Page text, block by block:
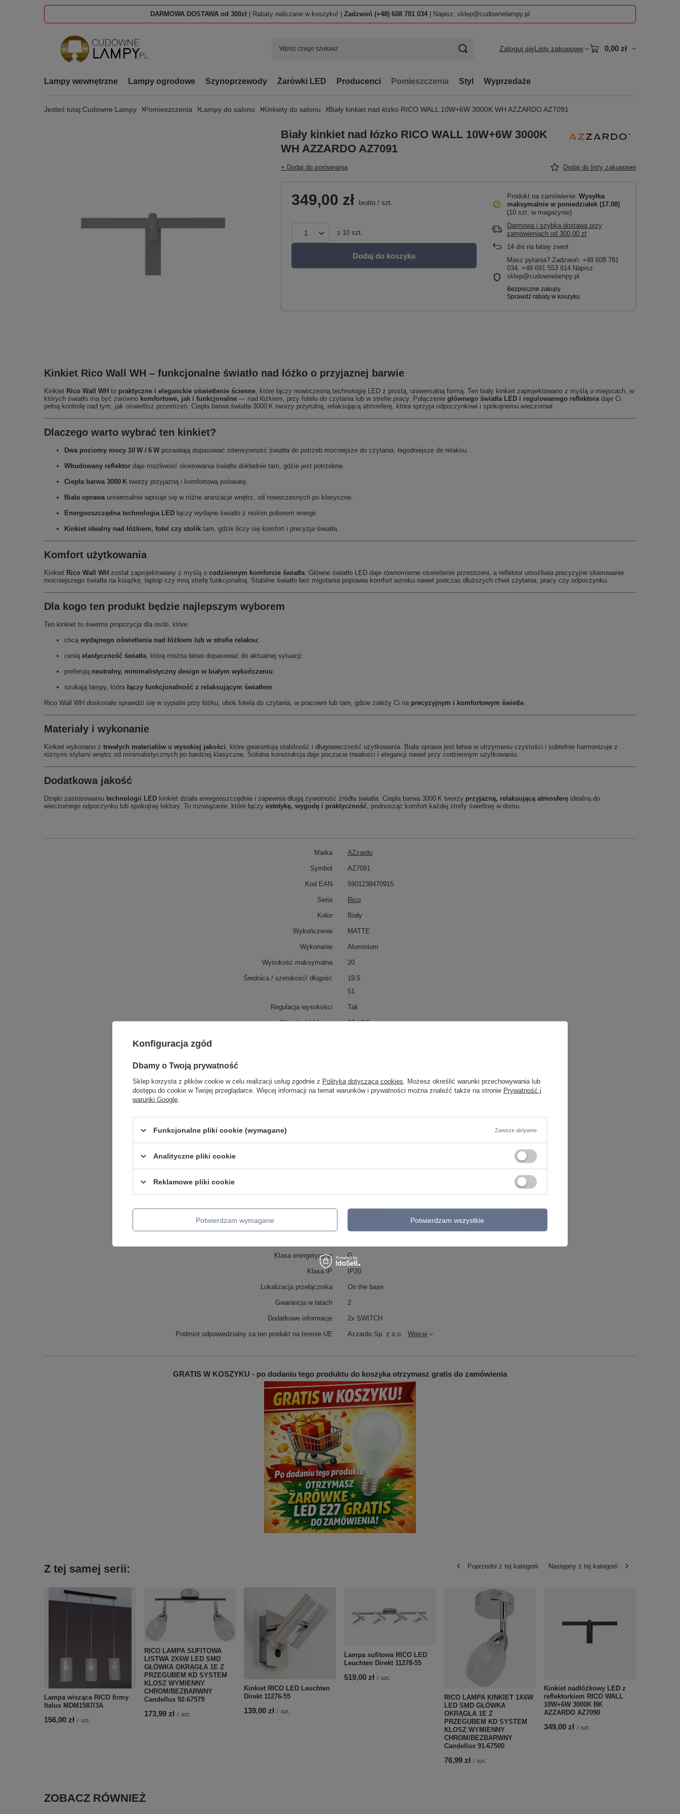
DARMOWA DOSTAWA od 300zł | Rabaty naliczane w koszyku! | Zadzwoń (+48) 608 781 034 | Napisz: sklep@cudownelampy.pl
Zaloguj sięListy zakupowe 0,00 zł
Lampy wewnętrzne Lampy ogrodowe Szynoprzewody Żarówki LED Producenci Pomieszczenia Styl Wyprzedaże
Jesteś tutaj:Cudowne Lampy Pomieszczenia Lampy do salonu Kinkiety do salonu Biały kinkiet nad łózko RICO WALL 10W+6W 3000K WH AZZARDO AZ7091
Biały kinkiet nad łózko RICO WALL 10W+6W 3000K
WH AZZARDO AZ7091
+ Dodaj do porównania Dodaj do listy zakupowej
349,00 zł brutto / szt.
z 10 szt.
Dodaj do koszyka
Produkt na zamówienie Wysyłka
maksymalnie w poniedziałek (17.08)
(10 szt. w magazynie)
Darmowa i szybka dostawa przy
zamówieniach od 300,00 zł
14 dni na łatwy zwrot
Masz pytania? Zadzwoń: +48 608 781
034, +48 691 553 814 Napisz:
sklep@cudownelampy.pl
Kinkiet Rico Wall WH – funkcjonalne światło nad łóżko o przyjaznej barwie
Kinkiet Rico Wall WH to praktyczne i eleganckie oświetlenie ścienne, które łączy nowoczesną technologię LED z prostą, uniwersalną formą. Ten biały kinkiet zaprojektowano z myślą o miejscach, w
których światło ma być zarówno komfortowe, jak i funkcjonalne — nad łóżkiem, przy fotelu do czytania lub w strefie pracy. Połączenie głównego światła LED i regulowanego reflektoradaje Ci
pełną kontrolę nad tym, jak oświetlisz przestrzeń. Ciepła barwa światła 3000 K tworzy przytulną, relaksującą atmosferę, która sprzyja odpoczynkowi i spokojnemu wieczorowi.
Dlaczego warto wybrać ten kinkiet?
Dwa poziomy mocy 10 W / 6 W pozwalają dopasować intensywność światła do potrzeb mocniejsze do czytania, łagodniejsze do relaksu.
Wbudowany reflektor daje możliwość skierowania światła dokładnie tam, gdzie jest potrzebne.
Ciepła barwa 3000 K tworzy przyjazną i komfortową poświatę.
Biała oprawauniwersalnie wpisuje się w różne aranżacje wnętrz, od nowoczesnych po klasyczne.
Energooszczędna technologia LED łączy wydajne światło z niskim poborem energii.
Kinkiet idealny nad łóżkiem, fotel czy stolik tam, gdzie liczy się komfort i precyzja światła.
Komfort użytkowania
Kinkiet Rico Wall WH został zaprojektowany z myślą o codziennym komforcie światła. Główne światło LED daje równomierne oświetlenie przestrzeni, a reflektor umożliwia precyzyjne skierowanie
mocniejszego światła na książkę, laptop czy inną strefę funkcjonalną. Stabilne światło bez migotania poprawia komfort wzroku nawet podczas dłuższych chwil czytania, pracy czy odpoczynku.
Dla kogo ten produkt będzie najlepszym wyborem
Ten kinkiet to świetna propozycja dla osób, które:
chcą wydajnego oświetlenia nad łóżkiem lub w strefie relaksu;
cenią elastyczność światła, którą można łatwo dopasować do aktualnej sytuacji;
preferują neutralny, minimalistyczny design w białym wykończeniu;
szukają lampy, która łączy funkcjonalność z relaksującym światłem.
Rico Wall WH doskonale sprawdzi się w sypialni przy łóżku, obok fotela do czytania, w pracowni lub tam, gdzie zależy Ci na precyzyjnym i komfortowym świetle.
Materiały i wykonanie
Kinkiet wykonano z trwałych materiałów o wysokiej jakości, które gwarantują stabilność i długowieczność użytkowania. Biała oprawa jest łatwa w utrzymaniu czystości i subtelnie harmonizuje z
różnymi stylami wnętrz od minimalistycznych po bardziej klasyczne. Solidna konstrukcja daje poczucie trwałości i elegancji nawet przy codziennym użytkowaniu.
Dodatkowa jakość
Dzięki zastosowaniu technologii LED kinkiet działa energooszczędnie i zapewnia długą żywotność źródła światła. Ciepła barwa 3000 K tworzy przyjazną, relaksującą atmosferę idealną do
wieczornego odpoczynku lub spokojnej lektury. To rozwiązanie, które łączy estetykę, wygodę i praktyczność, podnosząc komfort każdej strefy świetlnej w domu.
Marka AZzardo
Podmiot odpowiedzialny za ten produkt na terenie UE Azzardo Sp. z o.o. Więcej
Symbol AZ7091
Kod EAN 5901238470915
Seria Rico
Kolor Biały
Wykończenie MATTE
Wykonanie Aluminium
Wysokość maksymalna 20
Średnica / szerokość/ długość
19,5
51
Regulacja wysokości Tak
Wysokość klosza 12 / 3,5
Ilość źródeł światła 2
Bluetooh NIE
Klasa energetyczna G
Klasa IP IP20
Lokalizacja przełącznika On the base
Gwarancja w latach 2
Dodatkowe informacje 2x SWITCH
GRATIS W KOSZYKU - po dodaniu tego produktu do koszyka otrzymasz gratis do zamówienia
Z tej samej serii: Poprzedni z tej kategorii Następny z tej kategorii
Lampa wisząca RICO firmy
Italux MDM1587/3A
156,00 zł / szt.
RICO LAMPA SUFITOWA
LISTWA 2X6W LED SMD
GŁÓWKA OKRĄGŁA 1E Z
PRZEGUBEM KD SYSTEM
KLOSZ WYMIENNY
CHROM/BEZBARWNY
Candellux 92-67579
173,99 zł / szt.
Kinkiet RICO LED Leuchten
Direkt 11276-55
139,00 zł / szt.
Lampa sufitowa RICO LED
Leuchten Direkt 11278-55
519,00 zł / szt.
RICO LAMPA KINKIET 1X6W
LED SMD GŁÓWKA
OKRĄGŁA 1E Z
PRZEGUBEM KD SYSTEM
KLOSZ WYMIENNY
CHROM/BEZBARWNY
Candellux 91-67500
76,99 zł / szt.
Kinkiet nadłóżkowy LED z
reflektorkiem RICO WALL
10W+6W 3000K BK
AZZARDO AZ7090
349,00 zł / szt.
ZOBACZ RÓWNIEŻ
Konfiguracja zgód
Dbamy o Twoją prywatność
Sklep korzysta z plików cookie w celu realizacji usług zgodnie z Polityką dotyczącą cookies . Możesz określić warunki przechowywania lub
dostępu do cookie w Twojej przeglądarce. Więcej informacji na temat warunków i prywatności można znaleźć także na stronie Prywatność i
warunki Google
Funkcjonalne pliki cookie (wymagane) Zawsze aktywne
Analityczne pliki cookie
Reklamowe pliki cookie
Potwierdzam wymagane Potwierdzam wszystkie